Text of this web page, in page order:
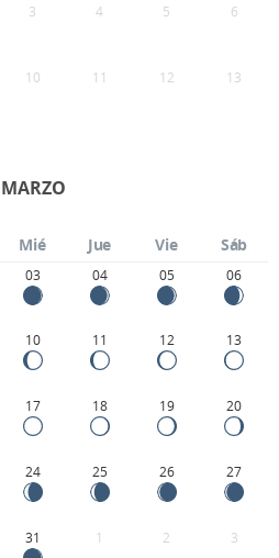
3 4 5 6
10 11 12 13
MARZO
Mié Jue Vie Sáb
03 04 05 06
10 11 12 13
17 18 19 20
24 25 26 27
31 1 2 3